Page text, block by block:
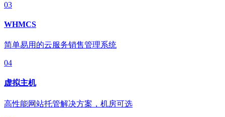
03
WHMCS
简单易用的云服务销售管理系统
04
虚拟主机
高性能网站托管解决方案，机房可选